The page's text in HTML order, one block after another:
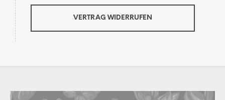
VERTRAG WIDERRUFEN